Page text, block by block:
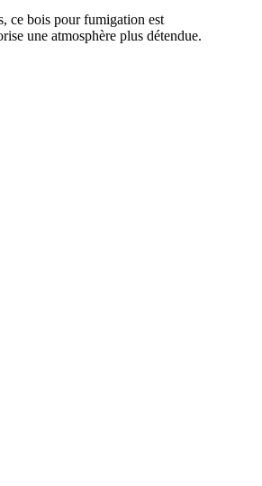
ce bois pour fumigation est
une atmosphère plus détendue.